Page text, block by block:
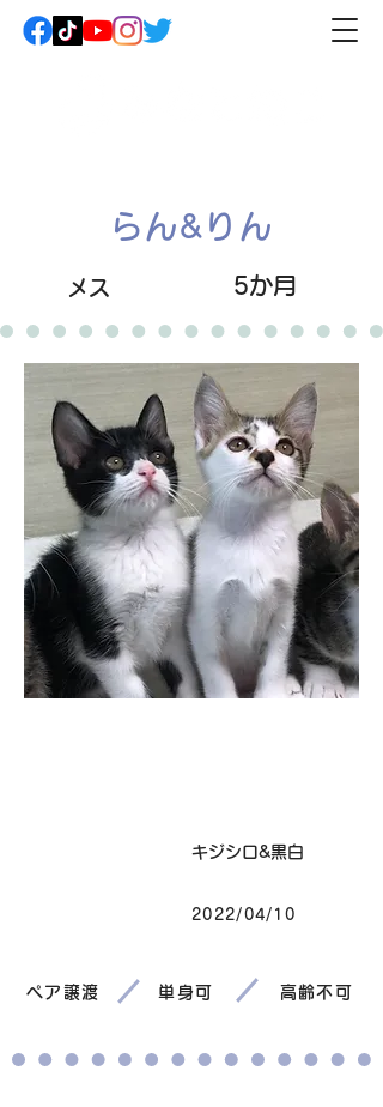
らん&りん
メス 5か月
キジシロ&黒白
2022/04/10
ペア譲渡 単身可 高齢不可